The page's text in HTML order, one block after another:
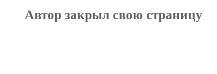
Автор закрыл свою страницу